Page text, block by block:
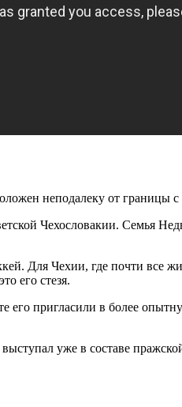
неподалеку от границы с
Чехословакии. Семья
Для Чехии, где почти все
его стезя.
его пригласили в более
уже в составе